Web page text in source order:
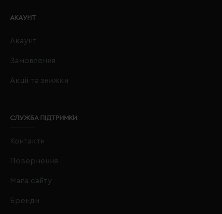
АКАУНТ
Акаунт
Замовлення
Акції та знижки
СЛУЖБА ПІДТРИМКИ
Контакти
Повернення
Мапа сайту
Бренди